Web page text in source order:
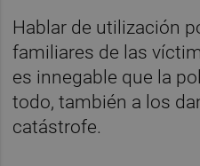
Hablar de utilización
familiares de las
es innegable que la
todo, también a los
catástrofe.